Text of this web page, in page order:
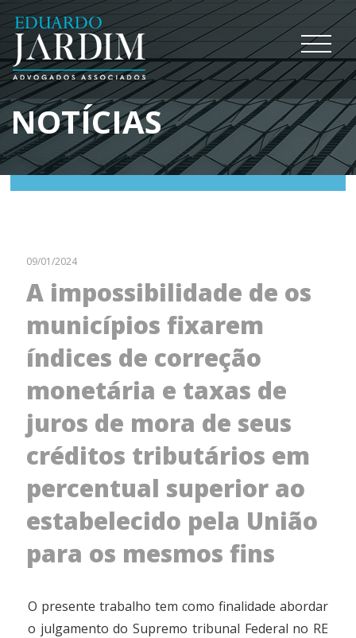
NOTÍCIAS
09/01/2024
A impossibilidade de os
municípios fixarem
índices de correção
monetária e taxas de
juros de mora de seus
créditos tributários em
percentual superior ao
estabelecido pela União
para os mesmos fins
O presente trabalho tem como finalidade abordar
o julgamento do Supremo tribunal Federal no RE